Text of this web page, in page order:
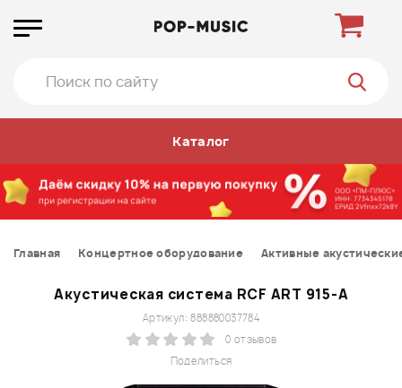
Каталог
Главная Концертное оборудование Активные
Акустическая система RCF ART 915-A
Поделиться
Артикул: 888880037784
0 отзывов